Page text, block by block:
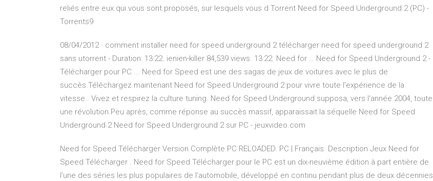
reliés entre eux qui vous sont proposés, sur lesquels vous d Torrent Need for Speed Underground 2 (PC) -
Torrents9
08/04/2012 · comment installer need for speed underground 2 télécharger need for speed underground 2
sans utorrent - Duration: 13:22. ienien-killer 84,539 views. 13:22. Need for … Need for Speed Underground 2 -
Télécharger pour PC ... Need for Speed est une des sagas de jeux de voitures avec le plus de
succès.Téléchargez maintenant Need for Speed Underground 2 pour vivre toute l'expérience de la
vitesse.. Vivez et respirez la culture tuning. Need for Speed Underground supposa, vers l'année 2004, toute
une révolution.Peu après, comme réponse au succès massif, apparaissait la séquelle Need for Speed
Underground 2 Need for Speed Underground 2 sur PC - jeuxvideo.com
Need for Speed Télécharger Version Complète PC RELOADED. PC | Français. Description Jeux Need for
Speed Télécharger . Need for Speed Télécharger pour le PC est un dix-neuvième édition à part entière de
l’une des séries les plus populaires de l’automobile, développé en continu pendant plus de deux décennies